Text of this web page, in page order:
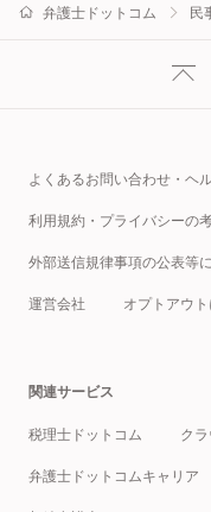
弁護士ドットコム 民
よくあるお問い合わせ・ヘ
利用規約・プライバシーの
外部送信規律事項の公表等
運営会社 オプトアウ
関連サービス
税理士ドットコム ク
弁護士ドットコムキャリア